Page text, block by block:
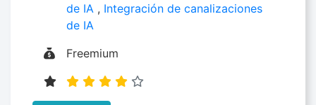
de IA , Integración de canalizaciones
de IA
Freemium